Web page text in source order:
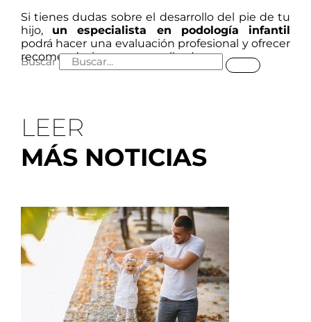
Si tienes dudas sobre el desarrollo del pie de tu
hijo, un especialista en podología infantil
podrá hacer una evaluación profesional y ofrecer
recomendaciones personalizadas.
Buscar
LEER
MÁS NOTICIAS